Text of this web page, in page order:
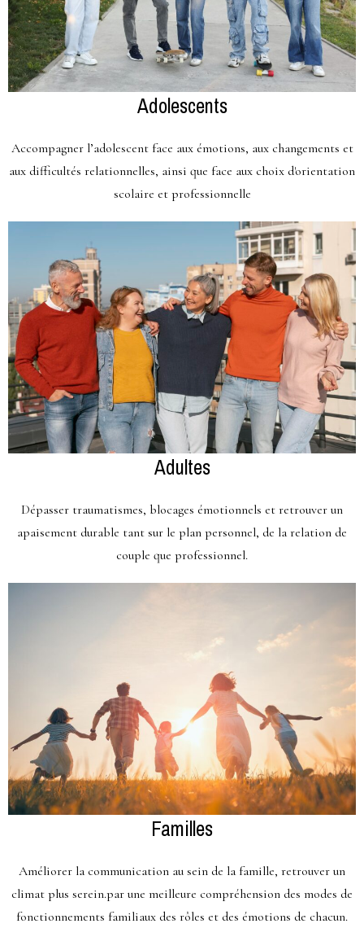
Adolescents
Accompagner l’adolescent face aux émotions, aux changements et
aux difficultés relationnelles, ainsi que face aux choix d'orientation
scolaire et professionnelle
Adultes
Dépasser traumatismes, blocages émotionnels et retrouver un
apaisement durable tant sur le plan personnel, de la relation de
couple que professionnel.
Familles
Améliorer la communication au sein de la famille, retrouver un
climat plus serein.par une meilleure compréhension des modes de
fonctionnements familiaux des rôles et des émotions de chacun.